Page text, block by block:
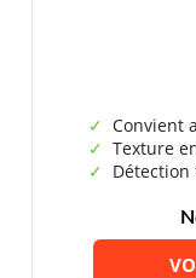
Convient
Texture